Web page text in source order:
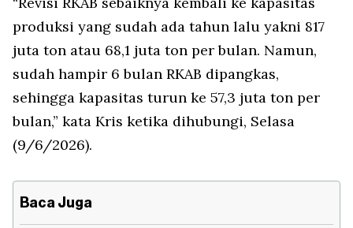
produksi yang sudah ada tahun lalu yakni 817
juta ton atau 68,1 juta ton per bulan. Namun,
sudah hampir 6 bulan RKAB dipangkas,
sehingga kapasitas turun ke 57,3 juta ton per
bulan,” kata Kris ketika dihubungi, Selasa
(9/6/2026).
Baca Juga